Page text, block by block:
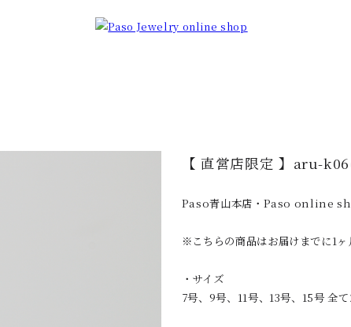
【 直営店限定 】aru-
Paso青山本店・Paso online
※こちらの商品はお届けまでに1ヶ
・サイズ
7号、9号、11号、13号、15号 全